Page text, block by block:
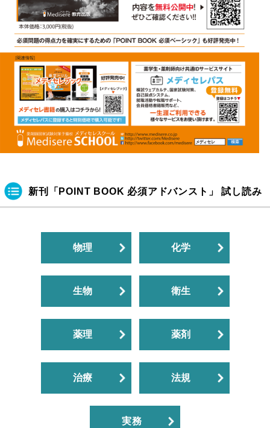
新刊「POINT BOOK 必須アドバンスト」 試し読み
物理 化学
生物 衛生
薬理 薬剤
治療 法規
実務